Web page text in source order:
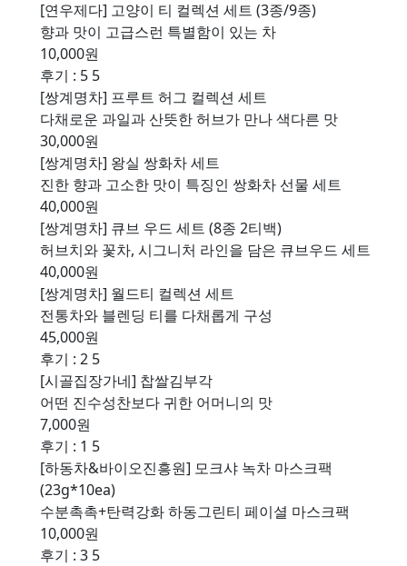
[연우제다] 고양이 티 컬렉션 세트 (3종/9종)
향과 맛이 고급스런 특별함이 있는 차
10,000원
후기 : 5 5
[쌍계명차] 프루트 허그 컬렉션 세트
다채로운 과일과 산뜻한 허브가 만나 색다른 맛
30,000원
[쌍계명차] 왕실 쌍화차 세트
진한 향과 고소한 맛이 특징인 쌍화차 선물 세트
40,000원
[쌍계명차] 큐브 우드 세트 (8종 2티백)
허브치와 꽃차, 시그니처 라인을 담은 큐브우드 세트
40,000원
[쌍계명차] 월드티 컬렉션 세트
전통차와 블렌딩 티를 다채롭게 구성
45,000원
후기 : 2 5
[시골집장가네] 찹쌀김부각
어떤 진수성찬보다 귀한 어머니의 맛
7,000원
후기 : 1 5
[하동차&바이오진흥원] 모크샤 녹차 마스크팩
(23g*10ea)
수분촉촉+탄력강화 하동그린티 페이셜 마스크팩
10,000원
후기 : 3 5